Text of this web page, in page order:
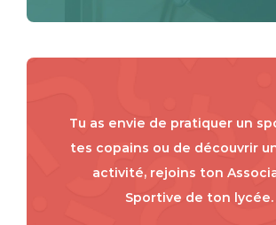
Tu as envie de pratiquer un
tes copains ou de découvrir
activité, rejoins ton
Sportive de ton lycée.